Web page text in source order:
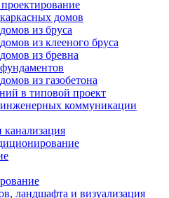
домов
из бруса
из клееного бруса
из бревна
из газобетона
в типовой проект
коммуникации
ландшафта и визуализация